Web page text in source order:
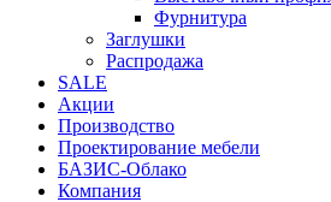
Фурнитура
Заглушки
Распродажа
SALE
Акции
Производство
Проектирование мебели
БАЗИС-Облако
Компания